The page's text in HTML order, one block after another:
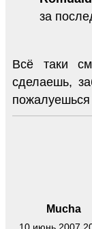
за
Всё таки
сделаешь,
Mucha